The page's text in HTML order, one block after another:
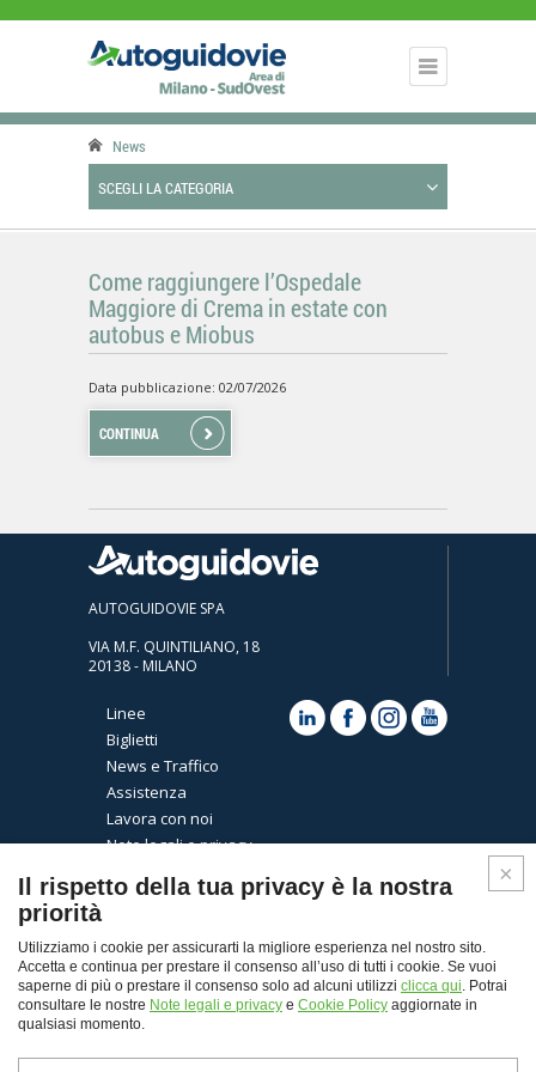
News
SCEGLI LA CATEGORIA
Come raggiungere l’Ospedale
Maggiore di Crema in estate con
autobus e Miobus
Data pubblicazione: 02/07/2026
CONTINUA
AUTOGUIDOVIE SPA
VIA M.F. QUINTILIANO, 18
20138 - MILANO
Linee
Biglietti
News e Traffico
Assistenza
Lavora con noi
Note legali e privacy
Il rispetto della tua privacy è la nostra
priorità
Utilizziamo i cookie per assicurarti la migliore esperienza nel nostro sito.
Accetta e continua per prestare il consenso all’uso di tutti i cookie. Se vuoi
saperne di più o prestare il consenso solo ad alcuni utilizzi clicca qui. Potrai
consultare le nostre Note legali e privacy e Cookie Policy aggiornate in
qualsiasi momento.